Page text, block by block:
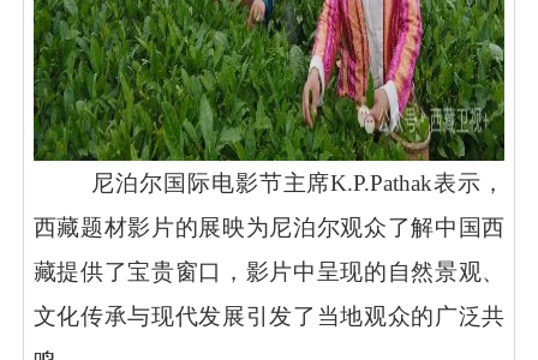
尼泊尔国际电影节主席K.P.Pathak表示，
西藏题材影片的展映为尼泊尔观众了解中国西
藏提供了宝贵窗口，影片中呈现的自然景观、
文化传承与现代发展引发了当地观众的广泛共